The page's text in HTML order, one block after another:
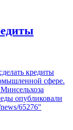
кредиты
сфере.
опубликовали
65276"